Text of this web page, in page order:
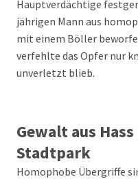
Hauptverdächtige
jährigen Mann aus
mit einem Böller
verfehlte das Opfer nur
unverletzt blieb.
Gewalt aus
Stadtpark
Homophobe Übergriffe